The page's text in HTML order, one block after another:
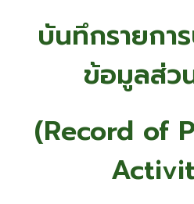
บันทึกรายกา
ข้อมูลส่ว
(Record of